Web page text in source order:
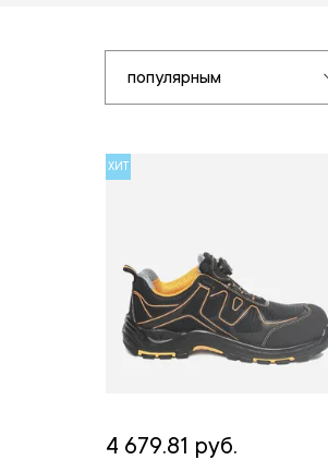
популярным
ХИТ
4 679.81 руб.